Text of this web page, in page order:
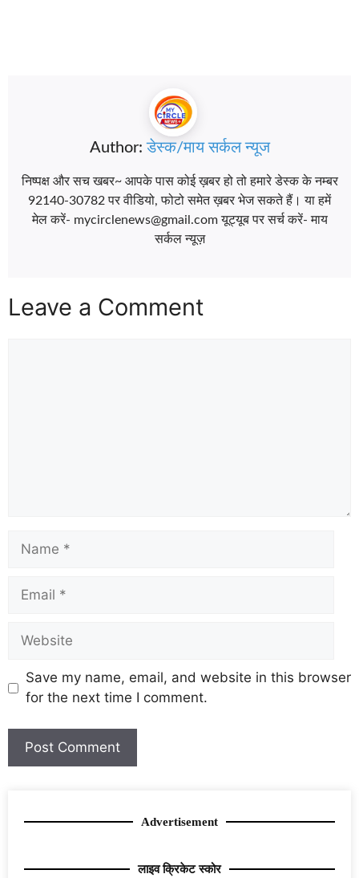
Author:डेस्क/माय सर्कल न्यूज
निष्पक्ष और सच खबर~ आपके पास कोई ख़बर हो तो हमारे डेस्क के नम्बर
92140-30782 पर वीडियो, फोटो समेत ख़बर भेज सकते हैं। या हमें
मेल करें- mycirclenews@gmail.com यूट्यूब पर सर्च करें- माय
सर्कल न्यूज़
Leave a Comment
Save my name, email, and website in this browser
for the next time I comment.
Advertisement
लाइव क्रिकेट स्कोर